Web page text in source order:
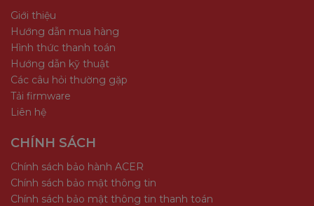
Giới thiệu
Hướng dẫn mua hàng
Hình thức thanh toán
Hướng dẫn kỹ thuật
Các câu hỏi thường gặp
Tải firmware
Liên hệ
CHÍNH SÁCH
Chính sách bảo hành ACER
Chính sách bảo mật thông tin
Chính sách bảo mật thông tin thanh toán